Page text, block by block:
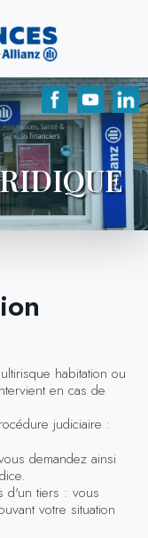
habitation ou
en cas de
judiciaire :
demandez ainsi
d'un tiers : vous
votre situation